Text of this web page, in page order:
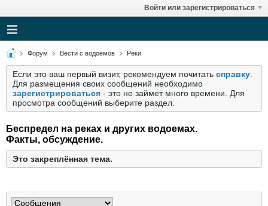
Войти или зарегистрироваться
Форум Вести с водоёмов Реки
Если это ваш первый визит, рекомендуем почитать справку
Для размещения своих сообщений необходимо
зарегистрироваться - это не займет много времени. Для
просмотра сообщений выберите раздел.
Беспредел на реках и других водоемах.
Факты, обсуждение.
Это закреплённая тема.